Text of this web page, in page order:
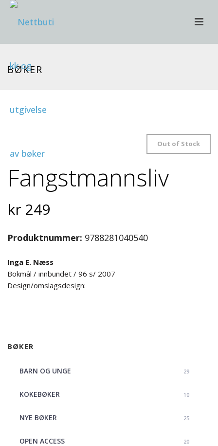
BØKER
Out of Stock
Fangstmannsliv
kr 249
Produktnummer: 9788281040540
Inga E. Næss
Bokmål / innbundet / 96 s/ 2007
Design/omslagsdesign:
BØKER
BARN OG UNGE 29
KOKEBØKER 10
NYE BØKER 25
OPEN ACCESS 20